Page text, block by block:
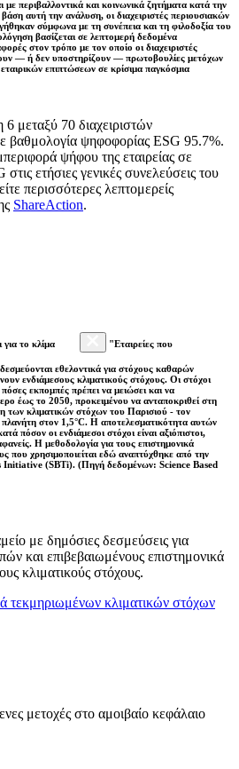
περιβαλλοντικά και κοινωνικά ζητήματα κατά την
αυτή την ανάλυση, οι διαχειριστές περιουσιακών
σύμφωνα με τη συνέπεια και τη φιλοδοξία του
βασίζεται σε λεπτομερή δεδομένα
στον τρόπο με τον οποίο οι διαχειριστές
— ή δεν υποστηρίζουν — πρωτοβουλίες μετόχων
επιπτώσεων σε κρίσιμα παγκόσμια
μεταξύ 70 διαχειριστών
βαθμολογία ψηφοφορίας ESG 95.7%.
ψήφου της εταιρείας σε
ετήσιες γενικές συνελεύσεις του
περισσότερες λεπτομερείς
ShareAction.
για το κλίμα
"Εταιρείες που
εθελοντικά για στόχους καθαρών
ενδιάμεσους κλιματικούς στόχους. Οι στόχοι
εκπομπές πρέπει να μειώσει και να
έως το 2050, προκειμένου να ανταποκριθεί στη
των κλιματικών στόχων του Παρισιού - τον
στον 1,5°C. Η αποτελεσματικότητα αυτών
πόσον οι ενδιάμεσοι στόχοι είναι αξιόπιστοι,
Η μεθοδολογία για τους επιστημονικά
που χρησιμοποιείται εδώ αναπτύχθηκε από την
Initiative (SBTi). (Πηγή δεδομένων: Science Based
με δημόσιες δεσμεύσεις για
και επιβεβαιωμένους επιστημονικά
κλιματικούς στόχους.
τεκμηριωμένων κλιματικών στόχων
μετοχές στο αμοιβαίο κεφάλαιο